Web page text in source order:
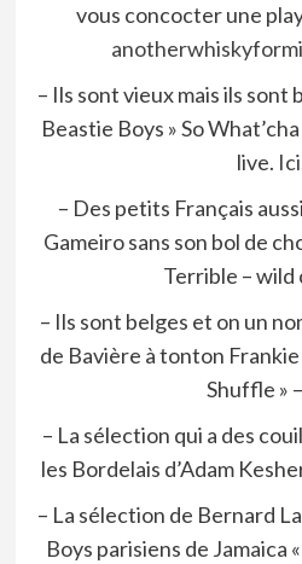
vous concocter une
– Ils sont vieux mais ils sont
Beastie Boys » So
live.
– Des petits Français
Gameiro sans son bol de
Terrible – wild
– Ils sont belges et on un
de Bavière à tonton
Shuffle » –
– La sélection qui a des
les Bordelais d’Adam
– La sélection de Bernard
Boys parisiens de Jamaica